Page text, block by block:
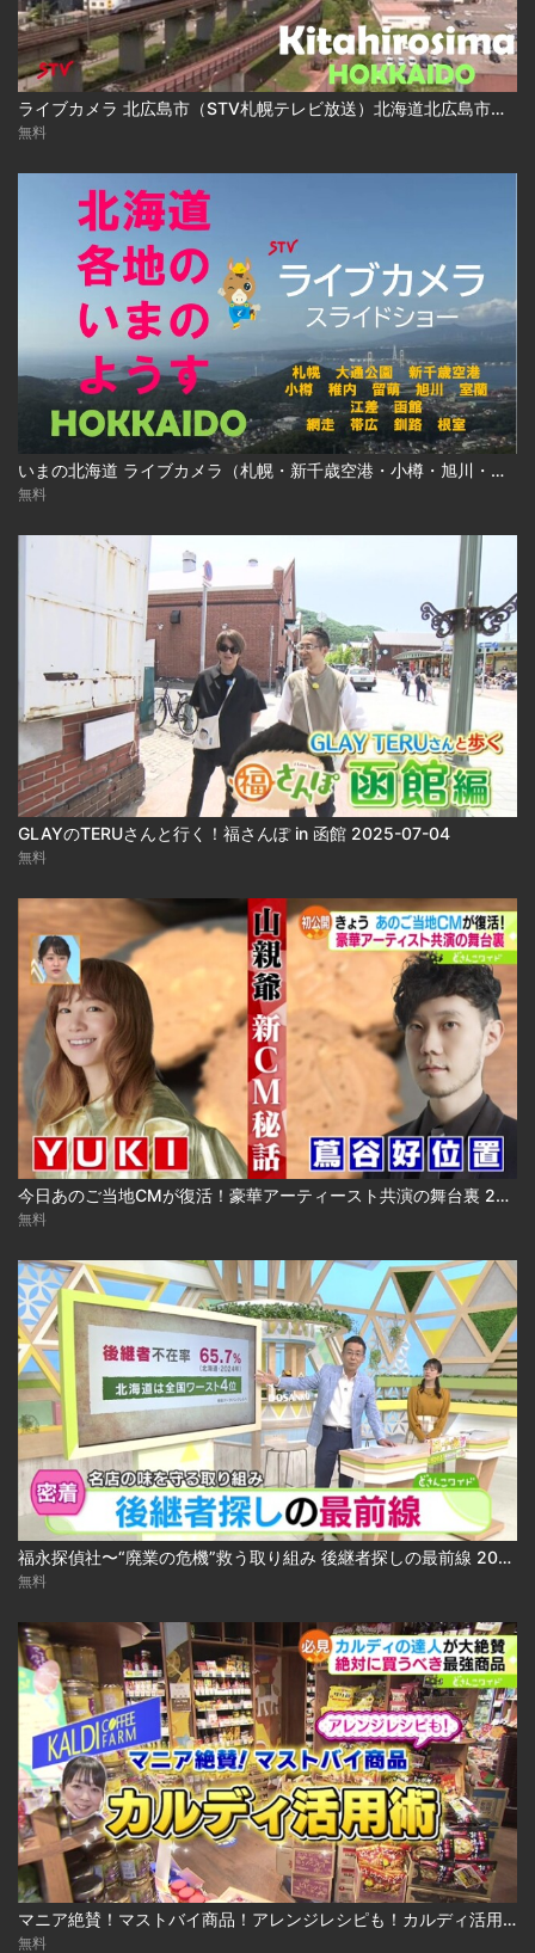
ライブカメラ 北広島市（STV札幌テレビ放送）北海道北広島市／Live Camera Kitahirosima City, Hokkaido
無料
いまの北海道 ライブカメラ（札幌・新千歳空港・小樽・旭川・函館ほか ）
無料
GLAYのTERUさんと行く！福さんぽ in 函館 2025-07-04
無料
今日あのご当地CMが復活！豪華アーティースト共演の舞台裏 2024.03.18放送
無料
福永探偵社〜“廃業の危機”救う取り組み 後継者探しの最前線 2025-04-15
無料
マニア絶賛！マストバイ商品！アレンジレシピも！カルディ活用術 2023.03.13放送
無料